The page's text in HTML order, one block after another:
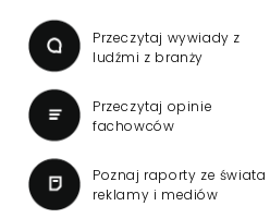
Przeczytaj wywiady z
ludźmi z branży
Przeczytaj opinie
fachowców
Poznaj raporty ze świata
reklamy i mediów